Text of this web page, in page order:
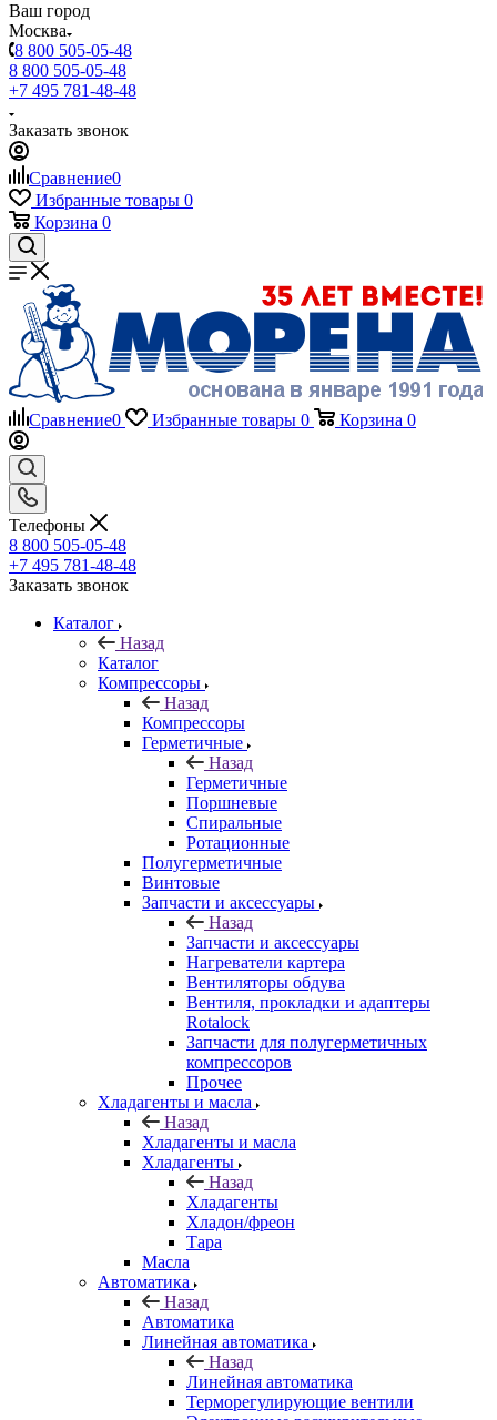
Ваш город
Москва
8 800 505-05-48
8 800 505-05-48
+7 495 781-48-48
Заказать звонок
Сравнение0
Избранные товары 0
Корзина 0
Сравнение0 Избранные товары 0 Корзина 0
Телефоны
8 800 505-05-48
+7 495 781-48-48
Заказать звонок
Каталог
Назад
Каталог
Компрессоры
Назад
Компрессоры
Герметичные
Назад
Герметичные
Поршневые
Спиральные
Ротационные
Полугерметичные
Винтовые
Запчасти и аксессуары
Назад
Запчасти и аксессуары
Нагреватели картера
Вентиляторы обдува
Вентиля, прокладки и адаптеры
Rotalock
Запчасти для полугерметичных
компрессоров
Прочее
Хладагенты и масла
Назад
Хладагенты и масла
Хладагенты
Назад
Хладагенты
Хладон/фреон
Тара
Масла
Автоматика
Назад
Автоматика
Линейная автоматика
Назад
Линейная автоматика
Терморегулирующие вентили